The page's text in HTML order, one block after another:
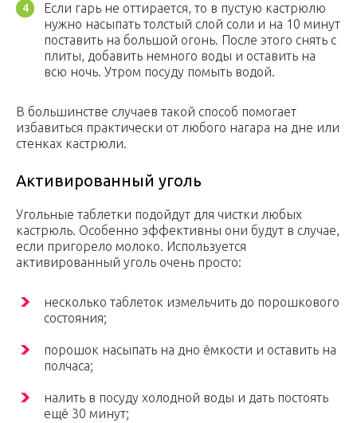
Если гарь не оттирается, то в пустую кастрюлю
нужно насыпать толстый слой соли и на 10 минут
поставить на большой огонь. После этого снять с
плиты, добавить немного воды и оставить на
всю ночь. Утром посуду помыть водой.
В большинстве случаев такой способ помогает
избавиться практически от любого нагара на дне или
стенках кастрюли.
Активированный уголь
Угольные таблетки подойдут для чистки любых
кастрюль. Особенно эффективны они будут в случае,
если пригорело молоко. Используется
активированный уголь очень просто:
несколько таблеток измельчить до порошкового
состояния;
порошок насыпать на дно ёмкости и оставить на
полчаса;
налить в посуду холодной воды и дать постоять
ещё 30 минут;